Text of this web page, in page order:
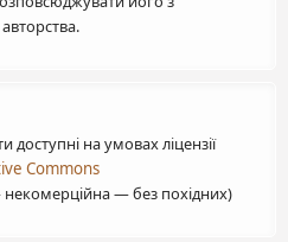
доступні на умовах ліцензії
Commons
некомерційна — без похідних)